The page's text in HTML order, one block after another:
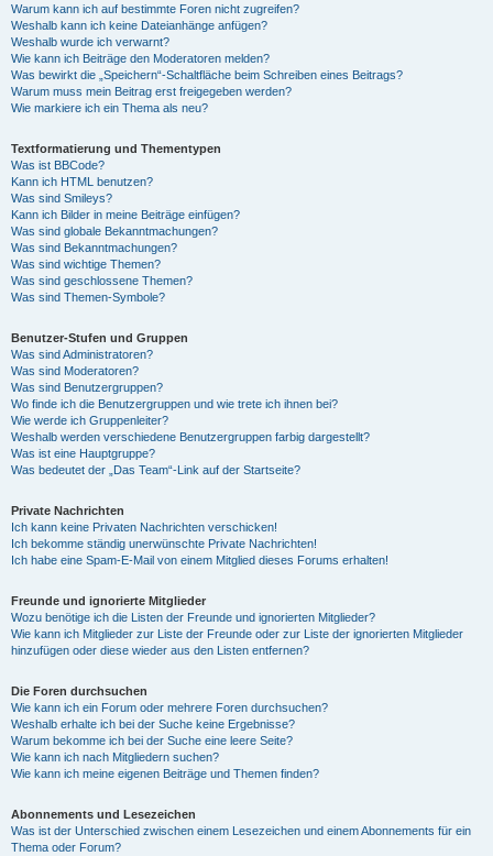
Warum kann ich auf bestimmte Foren nicht zugreifen?
Weshalb kann ich keine Dateianhänge anfügen?
Weshalb wurde ich verwarnt?
Wie kann ich Beiträge den Moderatoren melden?
Was bewirkt die „Speichern“-Schaltfläche beim Schreiben eines Beitrags?
Warum muss mein Beitrag erst freigegeben werden?
Wie markiere ich ein Thema als neu?
Textformatierung und Thementypen
Was ist BBCode?
Kann ich HTML benutzen?
Was sind Smileys?
Kann ich Bilder in meine Beiträge einfügen?
Was sind globale Bekanntmachungen?
Was sind Bekanntmachungen?
Was sind wichtige Themen?
Was sind geschlossene Themen?
Was sind Themen-Symbole?
Benutzer-Stufen und Gruppen
Was sind Administratoren?
Was sind Moderatoren?
Was sind Benutzergruppen?
Wo finde ich die Benutzergruppen und wie trete ich ihnen bei?
Wie werde ich Gruppenleiter?
Weshalb werden verschiedene Benutzergruppen farbig dargestellt?
Was ist eine Hauptgruppe?
Was bedeutet der „Das Team“-Link auf der Startseite?
Private Nachrichten
Ich kann keine Privaten Nachrichten verschicken!
Ich bekomme ständig unerwünschte Private Nachrichten!
Ich habe eine Spam-E-Mail von einem Mitglied dieses Forums erhalten!
Freunde und ignorierte Mitglieder
Wozu benötige ich die Listen der Freunde und ignorierten Mitglieder?
Wie kann ich Mitglieder zur Liste der Freunde oder zur Liste der ignorierten Mitglieder
hinzufügen oder diese wieder aus den Listen entfernen?
Die Foren durchsuchen
Wie kann ich ein Forum oder mehrere Foren durchsuchen?
Weshalb erhalte ich bei der Suche keine Ergebnisse?
Warum bekomme ich bei der Suche eine leere Seite?
Wie kann ich nach Mitgliedern suchen?
Wie kann ich meine eigenen Beiträge und Themen finden?
Abonnements und Lesezeichen
Was ist der Unterschied zwischen einem Lesezeichen und einem Abonnements für ein
Thema oder Forum?